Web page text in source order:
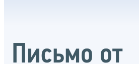
Письмо от